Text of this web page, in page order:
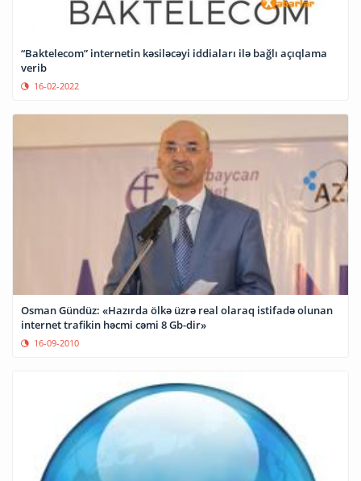
“Baktelecom” internetin kəsiləcəyi iddiaları ilə bağlı açıqlama
verib
16-02-2022
Osman Gündüz: «Hazırda ölkə üzrə real olaraq istifadə olunan
internet trafikin həcmi cəmi 8 Gb-dir»
16-09-2010